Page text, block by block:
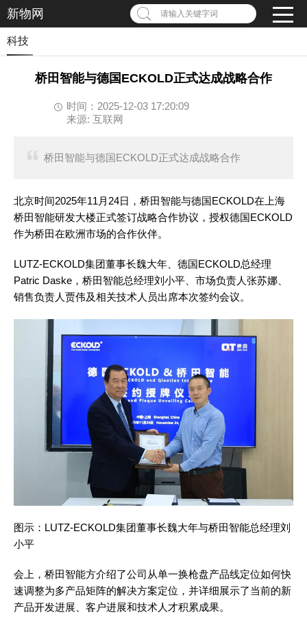
新物网 请输入关键字词
科技
桥田智能与德国ECKOLD正式达成战略合作
时间：2025-12-03 17:20:09
来源: 互联网
桥田智能与德国ECKOLD正式达成战略合作
北京时间2025年11月24日，桥田智能与德国ECKOLD在上海
桥田智能研发大楼正式签订战略合作协议，授权德国ECKOLD
作为桥田在欧洲市场的合作伙伴。
LUTZ-ECKOLD集团董事长魏大年、德国ECKOLD总经理
Patric Daske，桥田智能总经理刘小平、市场负责人张苏娜、
销售负责人贾伟及相关技术人员出席本次签约会议。
图示：LUTZ-ECKOLD集团董事长魏大年与桥田智能总经理刘
小平
会上，桥田智能方介绍了公司从单一换枪盘产品线定位如何快
速调整为多产品矩阵的解决方案定位，并详细展示了当前的新
产品开发进展、客户进展和技术人才积累成果。